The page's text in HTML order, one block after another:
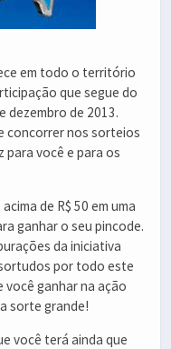
em todo o território
que segue do
dezembro de 2013.
concorrer nos sorteios
para você e para os
de R$ 50 em uma
ganhar o seu pincode.
da iniciativa
por todo este
você ganhar na ação
sorte grande!
você terá ainda que